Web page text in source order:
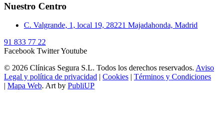
Nuestro Centro
C. Valgrande, 1, local 19, 28221 Majadahonda, Madrid
91 833 77 22
Facebook TwitterYoutube
© 2026 Clínicas Segura S.L. Todos los derechos reservados. Aviso
Legal y política de privacidad | Cookies | Términos y Condiciones
| Mapa Web. Art by PubliUP